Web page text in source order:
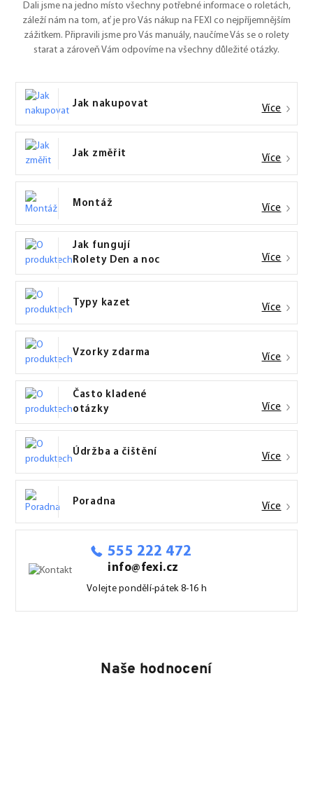
Dali jsme na jedno místo všechny potřebné informace o roletách,
záleží nám na tom, ať je pro Vás nákup na FEXI co nejpříjemnějším
zážitkem. Připravili jsme pro Vás manuály, naučíme Vás se o rolety
starat a zároveň Vám odpovíme na všechny důležité otázky.
Jak nakupovat Více
Jak změřit Více
Montáž Více
Jak fungují
Rolety Den a noc
Více
Typy kazet Více
Vzorky zdarma Více
Často kladené
otázky
Více
Údržba a čištění Více
Poradna Více
555 222 472
info@fexi.cz
Volejte pondělí-pátek 8-16 h
Naše hodnocení